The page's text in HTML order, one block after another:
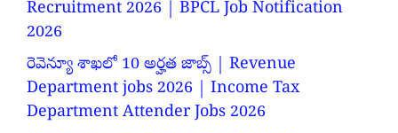
Recruitment 2026 | BPCL Job Notification
2026
రెవెన్యూ శాఖలో 10 అర్హత జాబ్స్ | Revenue
Department jobs 2026 | Income Tax
Department Attender Jobs 2026